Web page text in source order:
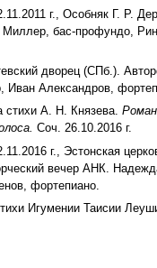
г., Особняк Г. Р.
Миллер, бас-профундо,
дворец (СПб.).
Иван Александров,
стихи А. Н. Князева.
Соч. 26.10.2016 г.
г., Эстонская
вечер АНК.
фортепиано.
Игумении Таисии